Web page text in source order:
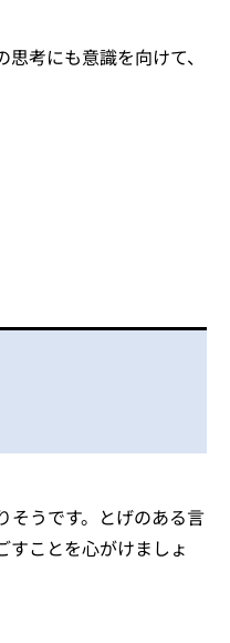
考にも意識を向けて、
そうです。とげのある言
すことを心がけましょ